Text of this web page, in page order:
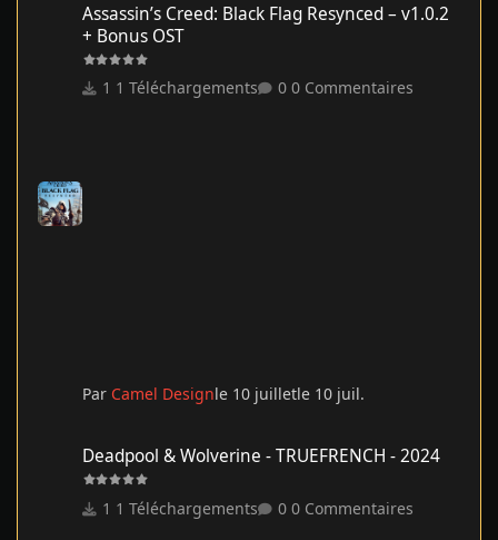
Assassin’s Creed: Black Flag Resynced – v1.0.2
+ Bonus OST
1 Téléchargements 0 Commentaires
Par Camel Designle 10 juilletle 10 juil.
Deadpool & Wolverine - TRUEFRENCH - 2024
1 Téléchargements 0 Commentaires